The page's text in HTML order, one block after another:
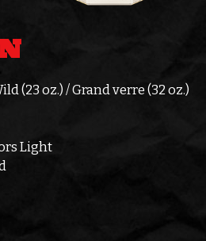
(23 oz.) / Grand verre (32 oz.)
Light